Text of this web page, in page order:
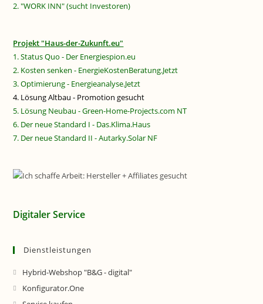
2. "WORK INN" (sucht Investoren)
Projekt "Haus-der-Zukunft.eu"
1. Status Quo - Der Energiespion.eu
2. Kosten senken - EnergieKostenBeratung.Jetzt
3. Optimierung - Energieanalyse.Jetzt
4. Lösung Altbau - Promotion gesucht
5. Lösung Neubau - Green-Home-Projects.com NT
6. Der neue Standard I - Das.Klima.Haus
7. Der neue Standard II - Autarky.Solar NF
Digitaler Service
Dienstleistungen
Hybrid-Webshop "B&G - digital"
Konfigurator.One